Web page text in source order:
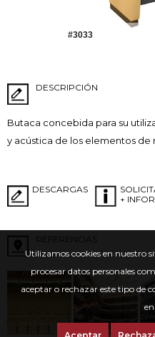
Utilizamos cookies en nuestro
procesar datos personales
aceptar o rechazar este tipo de
#3033
DESCRIPCIÓN
Butaca concebida para su
y acústica de los elementos de
DESCARGAS
+
REFERENCIAS